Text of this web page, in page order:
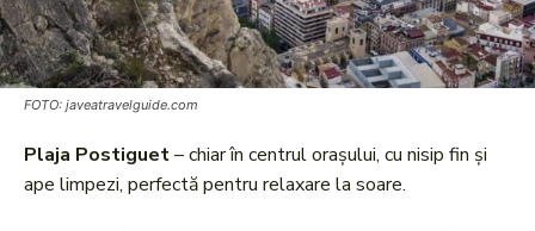
FOTO: javeatravelguide.com
Plaja Postiguet– chiar în centrul orașului, cu nisip fin și
ape limpezi, perfectă pentru relaxare la soare.